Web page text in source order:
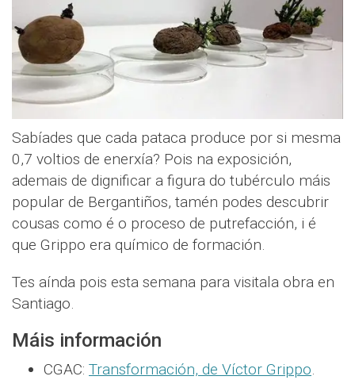
Sabíades que cada pataca produce por si mesma
0,7 voltios de enerxía? Pois na exposición,
ademais de dignificar a figura do tubérculo máis
popular de Bergantiños, tamén podes descubrir
cousas como é o proceso de putrefacción, i é
que Grippo era químico de formación.
Tes aínda pois esta semana para visitala obra en
Santiago.
Máis información
CGAC: Transformación, de Víctor Grippo.